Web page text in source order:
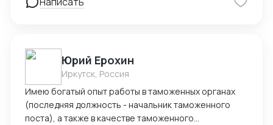
Юрий Ерохин
Иркутск, Россия
Имею богатый опыт работы в таможенных органах
(последняя должность - начальник таможенного
поста), а также в качестве таможенного